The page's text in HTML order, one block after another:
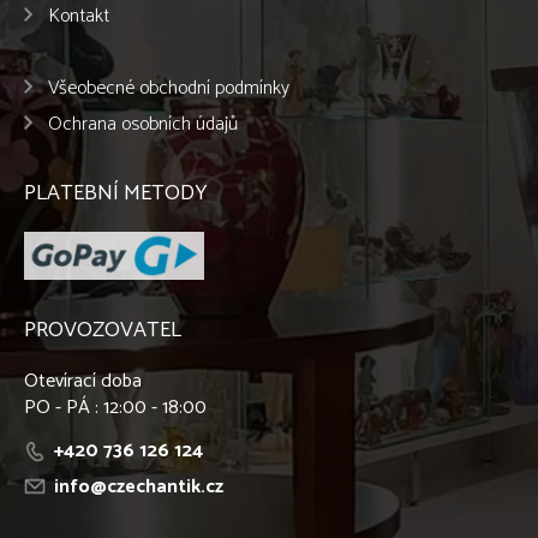
Kontakt
Všeobecné obchodní podmínky
Ochrana osobních údajů
PLATEBNÍ METODY
PROVOZOVATEL
Otevírací doba
PO - PÁ : 12:00 - 18:00
+420 736 126 124
info@czechantik.cz